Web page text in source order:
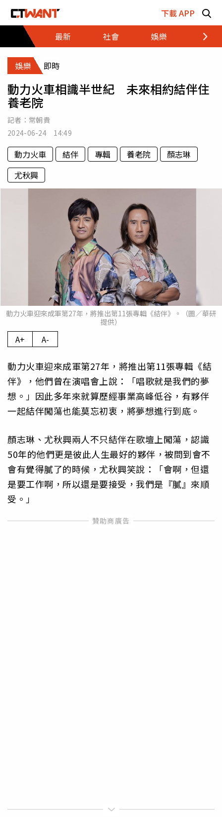
下載 APP
最新
社會 娛樂 財經
娛樂 即時
動力火車相識半世紀 未來相約結伴住
養老院
記者： 常朝貴
2024-06-24 14:49
動力火車 結伴 專輯 養老院
顏志琳
尤秋興
動力火車迎來成軍第27年，將推出第11張專輯《結伴》。（圖／華研
提供）
A+ A-
動力火車迎來成軍第27年，將推出第11張專輯《結
伴》，他們曾在演唱會上說：「唱歌就是我們的夢
想。」因此多年來就算歷經事業高峰低谷，有夥伴
一起結伴闖蕩也能莫忘初衷，將夢想進行到底。
顏志琳、尤秋興兩人不只結伴在歌壇上闖蕩，認識
50年的他們更是彼此人生最好的夥伴，被問到會不
會有覺得膩了的時候，尤秋興笑說：「會啊，但還
是要工作啊，所以還是要接受，我們是『膩』來順
受。」